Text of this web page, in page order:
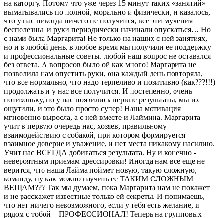
на каторгу. Потому что уже через 15 минут таких «занятий»
выматывались по полной, морально и физически, и казалось,
что у нас никогда ничего не получится, все эти мучения
бесполезны, и руки периодически начинали опускаться… Но
с нами была Маргарита! Не только на наших с ней занятиях,
но и в любой день, в любое время мы получали ее поддержку
и профессиональные советы, любой наш вопрос не оставался
без ответа. А вопросов было ой как много! Маргарита не
позволила нам опустить руки, она каждый день повторяла,
что все нормально, что надо терпеливо и позитивно (как???!!!)
продолжать и у нас все получится. И постепенно, очень
потихоньку, но у нас появились первые результаты, мы их
ощутили, и это было просто супер! Наша мотивация
мгновенно выросла, а с ней вместе и Лаймина. Маргарита
учит в первую очередь нас, хозяев, правильному
взаимодействию с собакой, при котором формируется
взаимное доверие и уважение, и нет места никакому насилию.
Учит нас ВСЕГДА добиваться результата. Ну и конечно -
невероятным приемам дрессировки! Иногда нам все еще не
верится, что наша Лайма поймет новую, такую сложную,
команду, ну как можно научить ее ТАКИМ СЛОЖНЫМ
ВЕЩАМ??? Так мы думаем, пока Маргарита нам не покажет
и не расскажет известные только ей секреты. И понимаешь,
что нет ничего невозможного, если у тебя есть желание, и
рядом с тобой – ПРОФЕССИОНАЛ! Теперь на групповых